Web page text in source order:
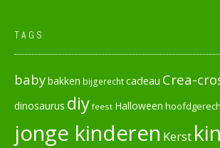
TAGS
babybakken bijgerechtcadeau Crea-
dinosaurus diy feest Halloween
jonge kinderen Kerst